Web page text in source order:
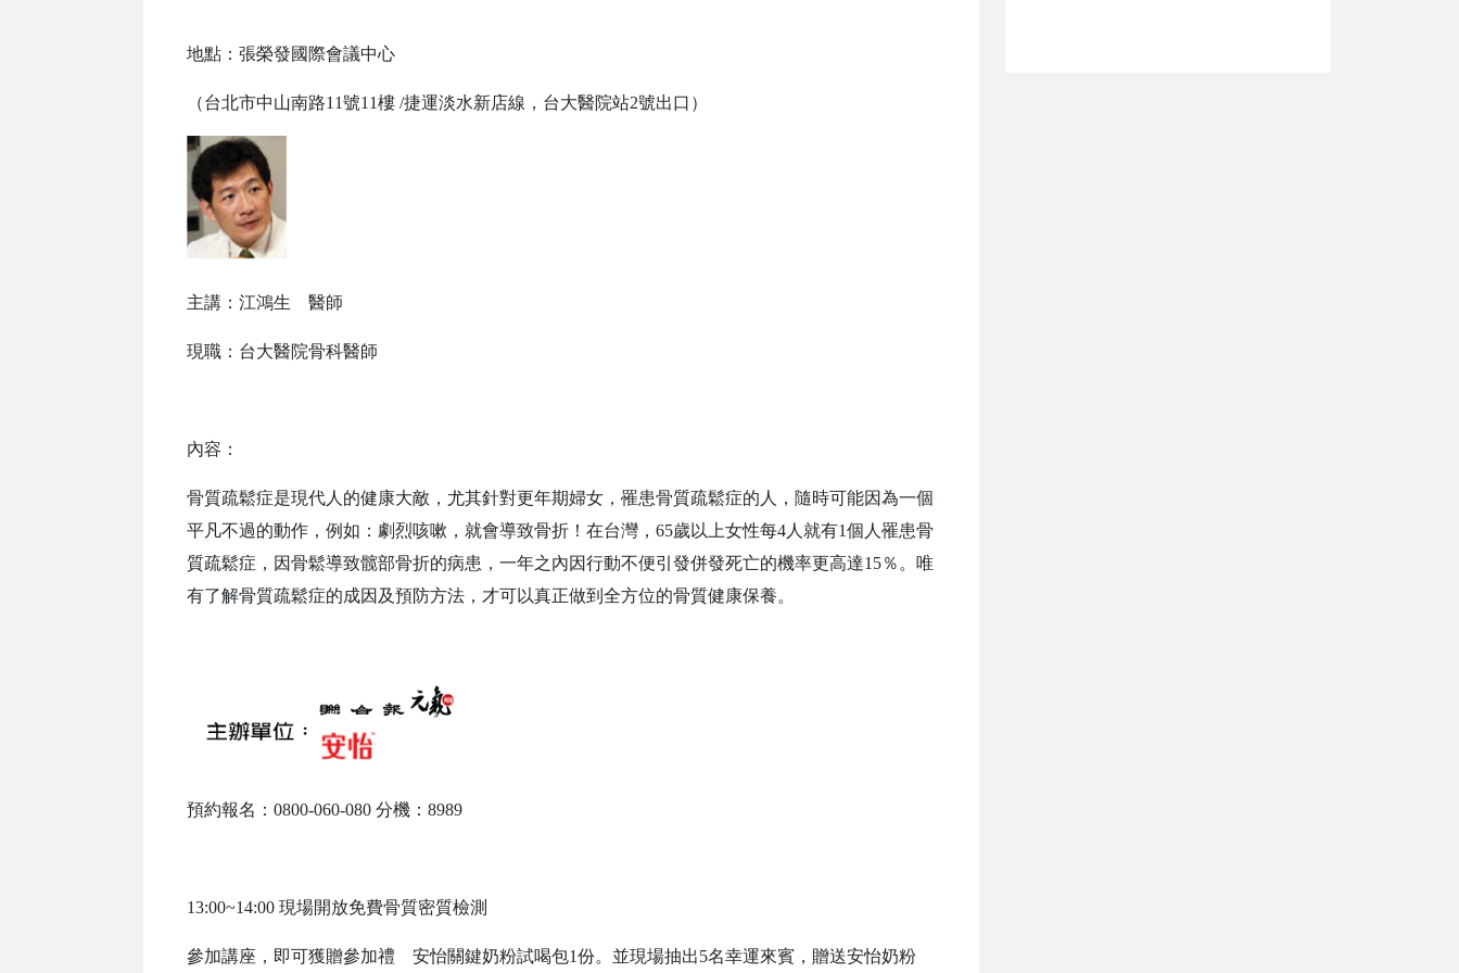
地點：張榮發國際會議中心
（台北市中山南路11號11樓 /捷運淡水新店線，台大醫院站2號出口）
主講：江鴻生 醫師
現職：台大醫院骨科醫師
內容：
骨質疏鬆症是現代人的健康大敵，尤其針對更年期婦女，罹患骨質疏鬆症的人，隨時可能因為一個
平凡不過的動作，例如：劇烈咳嗽，就會導致骨折！在台灣，65歲以上女性每4人就有1個人罹患骨
質疏鬆症，因骨鬆導致髋部骨折的病患，一年之內因行動不便引發併發死亡的機率更高達15％。唯
有了解骨質疏鬆症的成因及預防方法，才可以真正做到全方位的骨質健康保養。
預約報名：0800-060-080 分機：8989
13:00~14:00 現場開放免費骨質密質檢測
參加講座，即可獲贈參加禮 安怡關鍵奶粉試喝包1份。並現場抽出5名幸運來賓，贈送安怡奶粉